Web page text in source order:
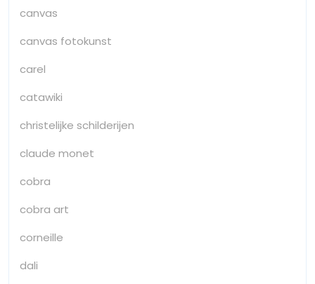
canvas
canvas fotokunst
carel
catawiki
christelijke schilderijen
claude monet
cobra
cobra art
corneille
dali